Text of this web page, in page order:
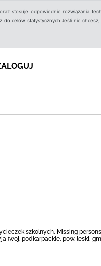
stosuje odpowiednie rozwiązania
celów statystycznych.Jeśli nie
szkolnych, Missing
podkarpackie, pow. leski,